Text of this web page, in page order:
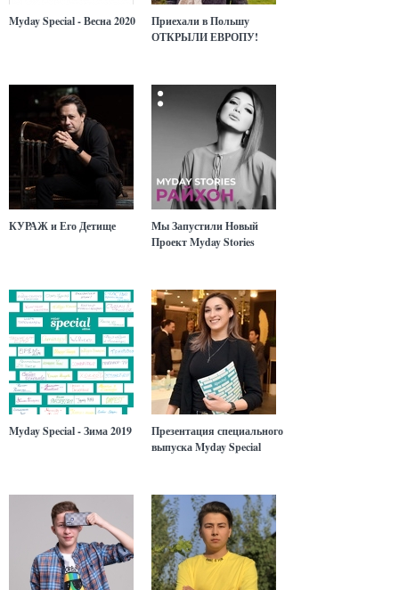
Myday Special - Весна 2020
Приехали в Польшу
ОТКРЫЛИ ЕВРОПУ!
КУРАЖ и Его Детище
Мы Запустили Новый
Проект Myday Stories
Myday Special - Зима 2019
Презентация специального
выпуска Myday Special